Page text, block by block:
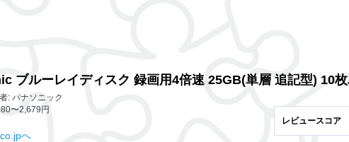
レビュースコア
ブルーレイディスク 録画用4倍速 25GB(単層 追記型) 10
: パナソニック
〜2,679円
へ